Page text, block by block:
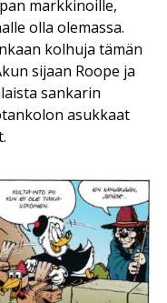
markkinoille,
olla olemassa.
kolhuja tämän
sijaan Roope ja
sankarin
asukkaat